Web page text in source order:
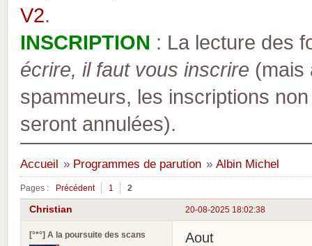
V2.
INSCRIPTION : La lecture des
écrire, il faut vous inscrire (mais
spammeurs, les inscriptions
seront annulées).
Accueil » Programmes de parution » Albin Michel
Pages : Précédent 1 2
20-08-2025 18:02:38
Christian
[°*°] A la poursuite des scans
Aout